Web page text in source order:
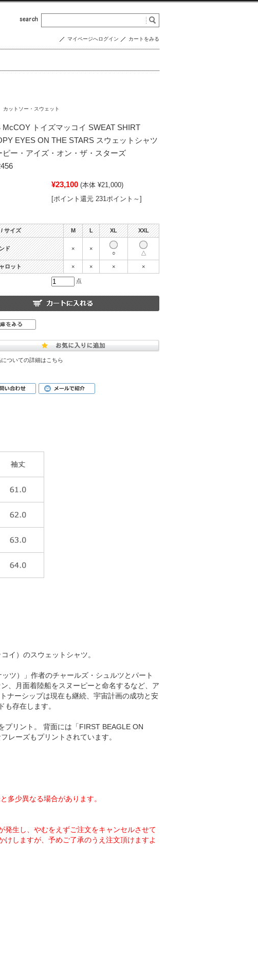
マイページへログイン カートをみる
カットソー・スウェット
McCOY トイズマッコイ SWEAT SHIRT
EYES ON THE STARS スウェットシャツ
ピー・アイズ・オン・ザ・スターズ
¥23,100 (本体 ¥21,000)
[ポイント還元 231ポイント～]
サイズ M L XL XXL
ド × ×
○ △
ロット × × × ×
点
ついての詳細はこちら
イ）のスウェットシャツ。
ツ）」作者のチャールズ・シュルツとパート
、月面着陸船をスヌーピーと命名するなど、ア
ナーシップは現在も継続、宇宙計画の成功と安
存在します。
プリント。 背面には「FIRST BEAGLE ON
レーズもプリントされています。
多少異なる場合があります。
発生し、やむをえずご注文をキャンセルさせて
しますが、予めご了承のうえ注文頂けますよ